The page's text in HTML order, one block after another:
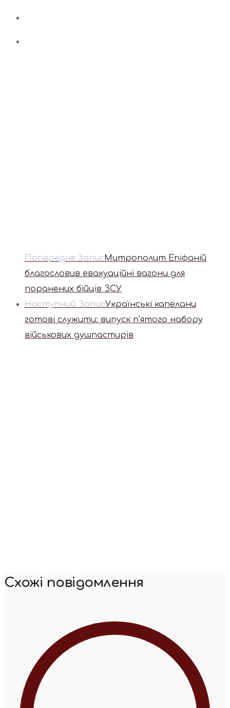
Попередня ЗаписМитрополит Епіфаній
благословив евакуаційні вагони для
поранених бійців ЗСУ
Наступний ЗаписУкраїнські капелани
готові служити: випуск п'ятого набору
військових душпастирів
Схожі повідомлення